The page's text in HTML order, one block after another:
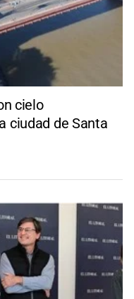
cielo
ciudad de Santa